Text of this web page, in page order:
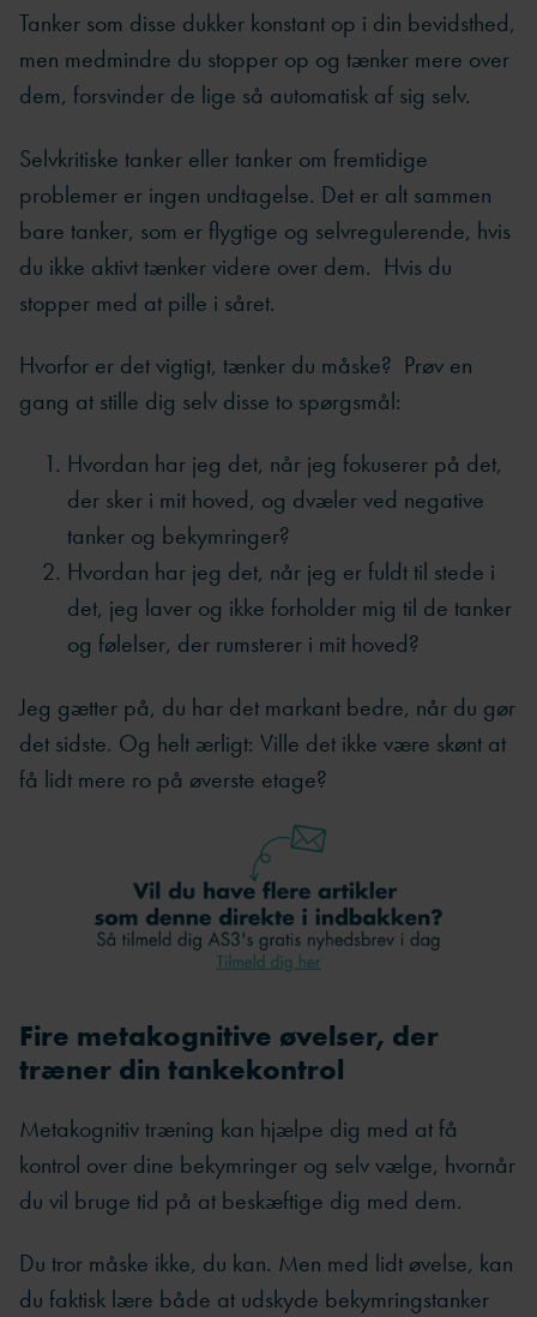
Tanker som disse dukker konstant op i din bevidsthed,
men medmindre du stopper op og tænker mere over
dem, forsvinder de lige så automatisk af sig selv.
Selvkritiske tanker eller tanker om fremtidige
problemer er ingen undtagelse. Det er alt sammen
bare tanker, som er flygtige og selvregulerende, hvis
du ikke aktivt tænker videre over dem. Hvis du
stopper med at pille i såret.
Hvorfor er det vigtigt, tænker du måske? Prøv en
gang at stille dig selv disse to spørgsmål:
Hvordan har jeg det, når jeg fokuserer på det,
der sker i mit hoved, og dvæler ved negative
tanker og bekymringer?
Hvordan har jeg det, når jeg er fuldt til stede i
det, jeg laver og ikke forholder mig til de tanker
og følelser, der rumsterer i mit hoved?
Jeg gætter på, du har det markant bedre, når du gør
det sidste. Og helt ærligt: Ville det ikke være skønt at
få lidt mere ro på øverste etage?
Fire metakognitive øvelser, der
træner din tankekontrol
Metakognitiv træning kan hjælpe dig med at få
kontrol over dine bekymringer og selv vælge, hvornår
du vil bruge tid på at beskæftige dig med dem.
Du tror måske ikke, du kan. Men med lidt øvelse, kan
du faktisk lære både at udskyde bekymringstanker